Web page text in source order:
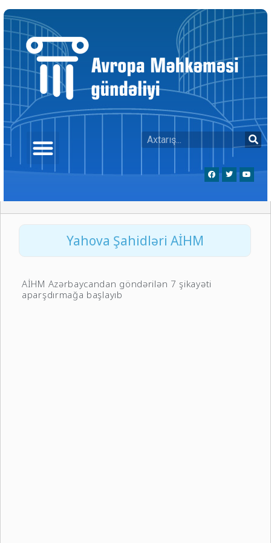
Yahova Şahidləri AİHM
AİHM Azərbaycandan göndərilən 7 şikayəti
aparşdırmağa başlayıb